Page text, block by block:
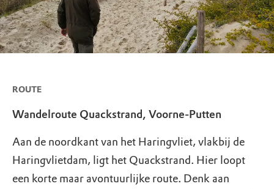
ROUTE
Wandelroute Quackstrand, Voorne-Putten
Aan de noordkant van het Haringvliet, vlakbij de
Haringvlietdam, ligt het Quackstrand. Hier loopt
een korte maar avontuurlijke route. Denk aan